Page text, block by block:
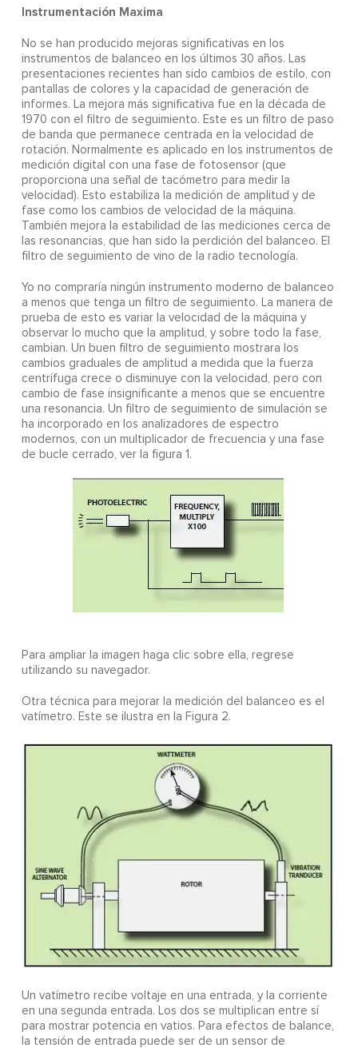
Instrumentación Maxima
No se han producido mejoras significativas en los
instrumentos de balanceo en los últimos 30 años. Las
presentaciones recientes han sido cambios de estilo, con
pantallas de colores y la capacidad de generación de
informes. La mejora más significativa fue en la década de
1970 con el filtro de seguimiento. Este es un filtro de paso
de banda que permanece centrada en la velocidad de
rotación. Normalmente es aplicado en los instrumentos de
medición digital con una fase de fotosensor (que
proporciona una señal de tacómetro para medir la
velocidad). Esto estabiliza la medición de amplitud y de
fase como los cambios de velocidad de la máquina.
También mejora la estabilidad de las mediciones cerca de
las resonancias, que han sido la perdición del balanceo. El
filtro de seguimiento de vino de la radio tecnología.
Yo no compraría ningún instrumento moderno de balanceo
a menos que tenga un filtro de seguimiento. La manera de
prueba de esto es variar la velocidad de la máquina y
observar lo mucho que la amplitud, y sobre todo la fase,
cambian. Un buen filtro de seguimiento mostrara los
cambios graduales de amplitud a medida que la fuerza
centrífuga crece o disminuye con la velocidad, pero con
cambio de fase insignificante a menos que se encuentre
una resonancia. Un filtro de seguimiento de simulación se
ha incorporado en los analizadores de espectro
modernos, con un multiplicador de frecuencia y una fase
de bucle cerrado, ver la figura 1.
Para ampliar la imagen haga clic sobre ella, regrese
utilizando su navegador.
Otra técnica para mejorar la medición del balanceo es el
vatímetro. Este se ilustra en la Figura 2.
Un vatímetro recibe voltaje en una entrada, y la corriente
en una segunda entrada. Los dos se multiplican entre sí
para mostrar potencia en vatios. Para efectos de balance,
la tensión de entrada puede ser de un sensor de